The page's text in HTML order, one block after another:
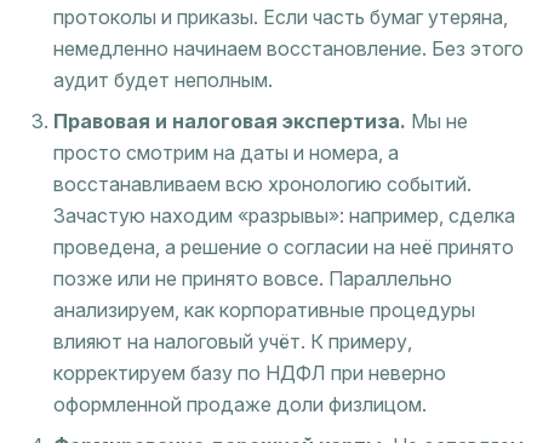
протоколы и приказы. Если часть бумаг утеряна,
немедленно начинаем восстановление. Без этого
аудит будет неполным.
Правовая и налоговая экспертиза. Мы не
просто смотрим на даты и номера, а
восстанавливаем всю хронологию событий.
Зачастую находим «разрывы»: например, сделка
проведена, а решение о согласии на неё принято
позже или не принято вовсе. Параллельно
анализируем, как корпоративные процедуры
влияют на налоговый учёт. К примеру,
корректируем базу по НДФЛ при неверно
оформленной продаже доли физлицом.